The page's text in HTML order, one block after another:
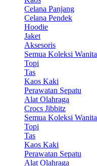
Celana Panjang
Celana Pendek
Hoodie
Jaket
Aksesoris
Semua Koleksi Wanita
Topi
Tas
Kaos Kaki
Perawatan Sepatu
Alat Olahraga
Crocs Jibbitz
Semua Koleksi Wanita
Topi
Tas
Kaos Kaki
Perawatan Sepatu
Alat Olahraga